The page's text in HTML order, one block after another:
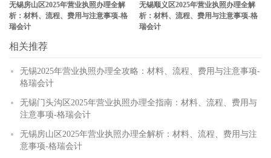
无锡房山区2025年营业执照办理全解
析：材料、流程、费用与注意事项-格
瑞会计
无锡顺义区2025年营业执照办理全解
析：材料、流程、费用与注意事项-格
瑞会计
相关推荐
无锡2025年营业执照办理全攻略：材料、流程、费用与注意事项-
格瑞会计
无锡门头沟区2025年营业执照办理全指南：材料、流程、费用与
注意事项-格瑞会计
无锡房山区2025年营业执照办理全解析：材料、流程、费用与注
意事项-格瑞会计